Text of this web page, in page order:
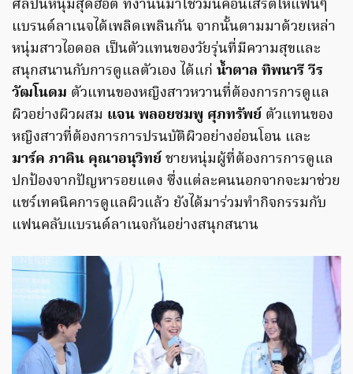
ศิลปินหนุ่มสุดฮอต ที่งานนี้มาโชว์มินิคอนเสิร์ตให้แฟนๆ
แบรนด์ลาเนจได้เพลิดเพลินกัน จากนั้นตามมาด้วยเหล่า
หนุ่มสาวไอดอล เป็นตัวแทนของวัยรุ่นที่มีความสุขและ
สนุกสนานกับการดูแลตัวเอง ได้แก่ น้ำตาล ทิพนารี วีร
วัฒโนดม ตัวแทนของหญิงสาวหวานที่ต้องการการดูแล
ผิวอย่างผิวผสม แจน พลอยชมพู ศุภทรัพย์ ตัวแทนของ
หญิงสาวที่ต้องการการปรนบัติผิวอย่างอ่อนโอน และ
มาร์ค ภาคิน คุณาอนุวิทย์ชายหนุ่มผู้ที่ต้องการการดูแล
ปกป้องจากปัญหารอยแดง ซึ่งแต่ละคนนอกจากจะมาช่วย
แชร์เทคนิคการดูแลผิวแล้ว ยังได้มาร่วมทำกิจกรรมกับ
แฟนคลับแบรนด์ลาเนจกันอย่างสนุกสนาน